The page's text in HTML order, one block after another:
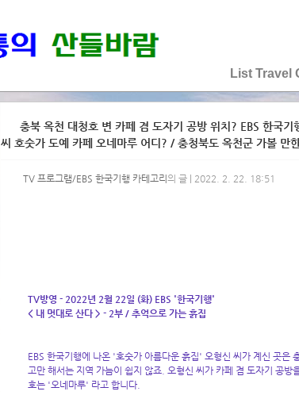
List Travel
충북 옥천 대청호 변 카페 겸 도자기 공방 위치? EBS 한국
씨 호숫가 도예 카페 오네마루 어디? / 충청북도 옥천군 가볼 만
TV 프로그램/EBS 한국기행 카테고리 의 글 | 2022. 2. 22. 18:51
TV방영 - 2022년 2월 22일 (화) EBS '한국기행'
< 내 멋대로 산다 > - 2부 / 추억으로 가는 흙집
EBS 한국기행에 나온 '호숫가 아름다운 흙집' 오형신 씨가 계신 곳
고만 해서는 지역 가늠이 쉽지 않죠. 오형신 씨가 카페 겸 도자기 공
호는 '오네마루' 라고 합니다.